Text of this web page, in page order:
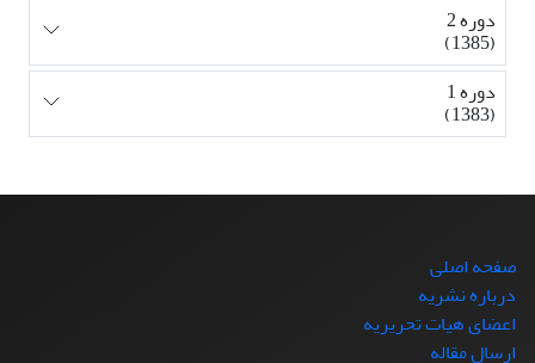
دوره 2
(1385)
دوره 1
(1383)
صفحه اصلی
درباره نشریه
اعضای هیات تحریریه
ارسال مقاله